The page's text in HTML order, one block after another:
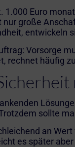
Euro
große
entwickeln
Vorsorge
rechnet häufig
sollte
an
es später